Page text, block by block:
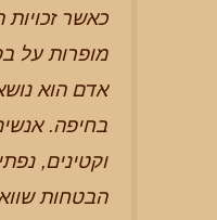
כאשר
מופרות על
אדם הוא
בחיפה.
וקטינים,
הבטחות שווא